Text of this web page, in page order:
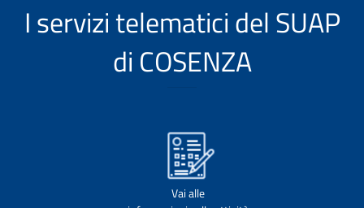
I servizi telematici del SUAP
di COSENZA
Vai alle